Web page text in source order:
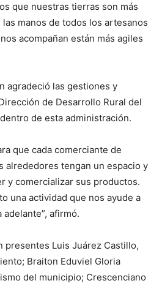
que nuestras tierras son más
manos de todos los artesanos
acompañan están más agiles
agradeció las gestiones y
de Desarrollo Rural del
de esta administración.
que cada comerciante de
alrededores tengan un espacio y
y comercializar sus productos.
una actividad que nos ayude a
afirmó.
presentes Luis Juárez Castillo,
Braiton Eduviel Gloria
del municipio; Crescenciano